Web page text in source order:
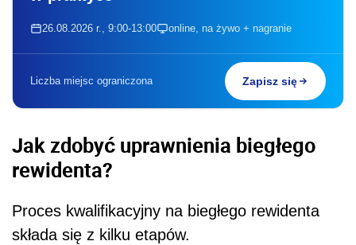
26.08.2026 r., 9:00-13:00 online, na żywo + nagranie
Liczba miejsc ograniczona Zapisz się
Jak zdobyć uprawnienia biegłego
rewidenta?
Proces kwalifikacyjny na biegłego rewidenta
składa się z kilku etapów.